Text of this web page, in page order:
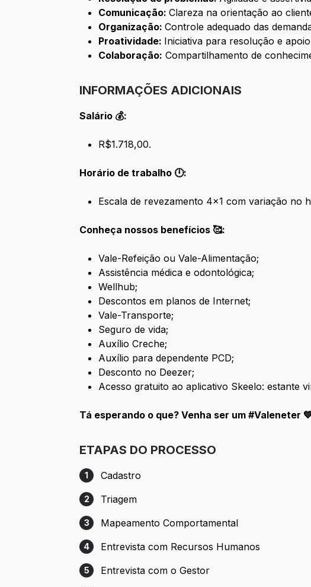
Comunicação:Clareza na orientação ao
Organização:Controle adequado das
Proatividade: Iniciativa para resolução e
Colaboração: Compartilhamento de
INFORMAÇÕES ADICIONAIS
Salário 💰:
R$1.718,00.
Horário de trabalho 🕛:
Escala de revezamento 4x1 com variação no
Conheça nossos benefícios 🥰:
Vale-Refeição ou Vale-Alimentação;
Assistência médica e odontológica;
Wellhub;
Descontos em planos de Internet;
Vale-Transporte;
Seguro de vida;
Auxílio Creche;
Auxílio para dependente PCD;
Desconto no Deezer;
Acesso gratuito ao aplicativo Skeelo: estante
Tá esperando o que? Venha ser um #Valeneter
ETAPAS DO PROCESSO
Etapa 1: Cadastro
1 Cadastro
Etapa 2: Triagem
2 Triagem
Etapa 3: Mapeamento Comportamental
3 Mapeamento Comportamental
Etapa 4: Entrevista com Recursos Humanos
4 Entrevista com Recursos Humanos
Etapa 5: Entrevista com o Gestor
5 Entrevista com o Gestor